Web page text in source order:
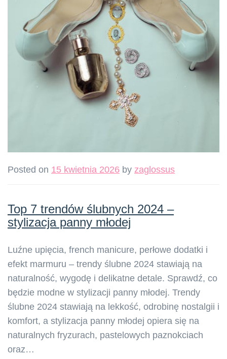
Posted on 15 kwietnia 2026 by zaglossus
Top 7 trendów ślubnych 2024 –
stylizacja panny młodej
Luźne upięcia, french manicure, perłowe dodatki i
efekt marmuru – trendy ślubne 2024 stawiają na
naturalność, wygodę i delikatne detale. Sprawdź, co
będzie modne w stylizacji panny młodej. Trendy
ślubne 2024 stawiają na lekkość, odrobinę nostalgii i
komfort, a stylizacja panny młodej opiera się na
naturalnych fryzurach, pastelowych paznokciach
oraz…